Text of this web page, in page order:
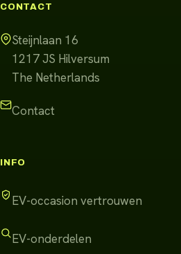
CONTACT
Steijnlaan 16
1217 JS Hilversum
The Netherlands
Contact
INFO
EV-occasion vertrouwen
EV-onderdelen